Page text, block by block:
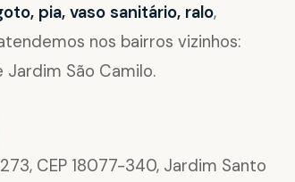
pia, vaso sanitário, ralo,
nos bairros vizinhos:
Jardim São Camilo.
CEP 18077-340, Jardim Santo